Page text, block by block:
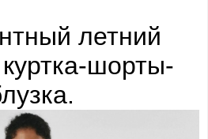
летний
шорты-